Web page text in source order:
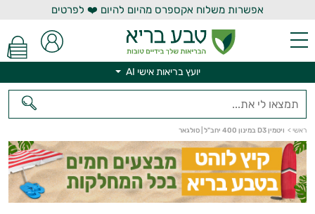
אפשרות משלוח אקספרס מהיום להיום ❤️ לפרטים
יועץ בריאות אישי AI
ראשי > ויטמין D3 במינון 400 יחב"ל | סולגאר